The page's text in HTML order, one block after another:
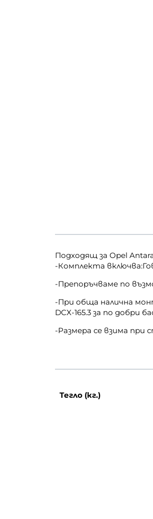
Подходящ за Opel
-Комплекта
-Препоръчваме по
-При обща налична
DCX-165.3 за по добри
-Размера се взима при
Тегло (кг.)